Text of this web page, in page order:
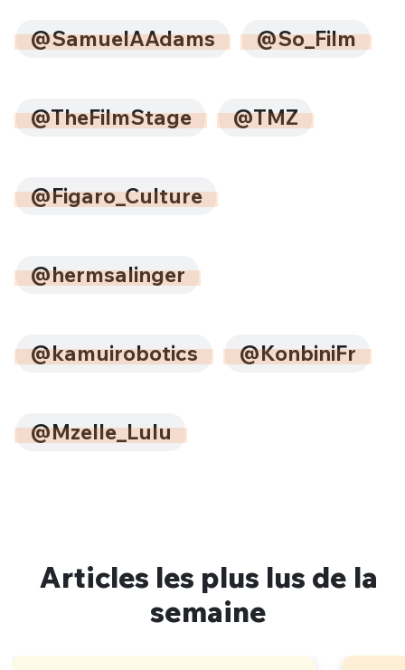
@SamuelAAdams @So_Film
@TheFilmStage @TMZ
@Figaro_Culture
@hermsalinger
@kamuirobotics @KonbiniFr
@Mzelle_Lulu
Articles les plus lus de la
semaine